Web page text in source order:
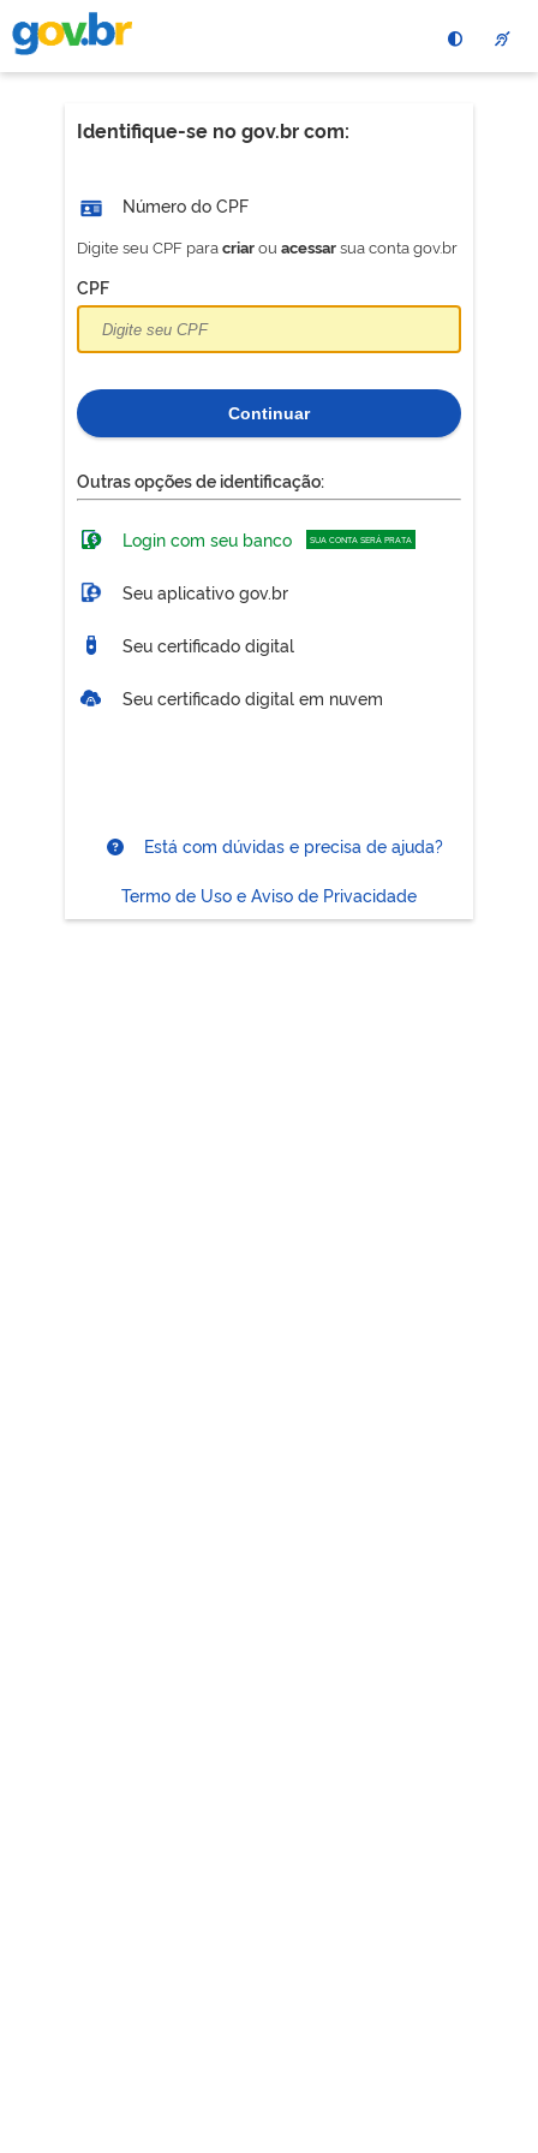
para
conteÃºdo
Identifique-se no gov.br com:
Número do CPF
Digite seu CPF paracriarou acessarsua conta gov.br
CPF
Continuar
Outras opções de identificação:
Login com seu banco SUA CONTA SERÁ PRATA
Seu aplicativo gov.br
Seu certificado digital
Seu certificado digital em nuvem
Está com dúvidas e precisa de ajuda?
Termo de Uso e Aviso de Privacidade